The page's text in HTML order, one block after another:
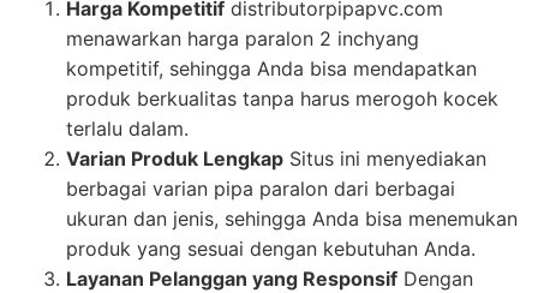
Harga Kompetitif distributorpipapvc.com
menawarkan harga paralon 2 inchyang
kompetitif, sehingga Anda bisa mendapatkan
produk berkualitas tanpa harus merogoh kocek
terlalu dalam.
Varian Produk Lengkap Situs ini menyediakan
berbagai varian pipa paralon dari berbagai
ukuran dan jenis, sehingga Anda bisa menemukan
produk yang sesuai dengan kebutuhan Anda.
Layanan Pelanggan yang Responsif Dengan